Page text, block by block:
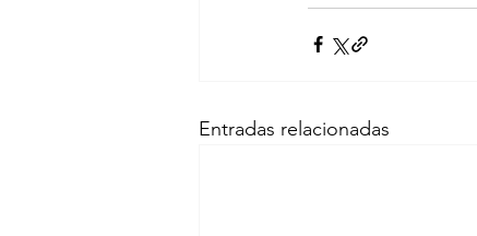
Entradas relacionadas